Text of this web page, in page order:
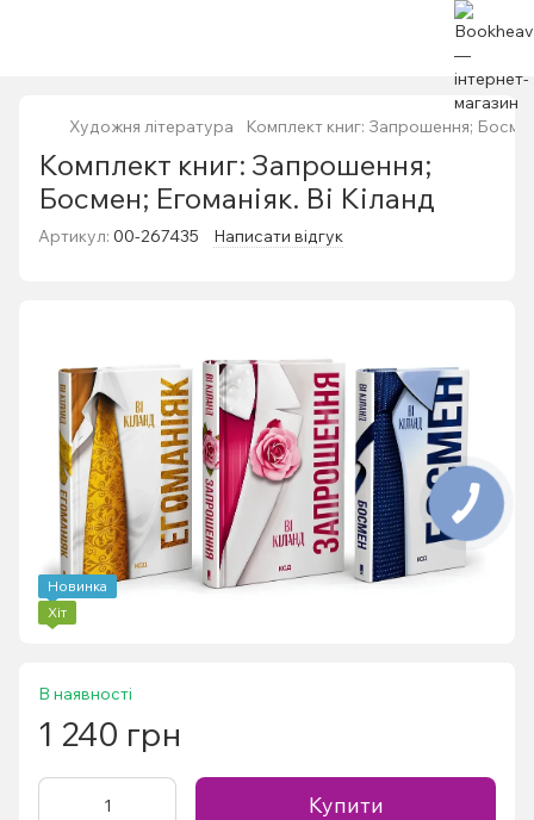
Художня література Комплект книг: Запрошення;
Комплект книг: Запрошення;
Босмен; Егоманіяк. Ві Кіланд
Артикул: 00-267435 Написати відгук
Новинка
Хіт
В наявності
1 240 грн
Купити